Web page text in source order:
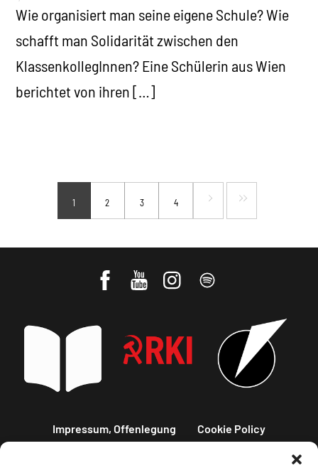
Wie organisiert man seine eigene Schule? Wie
schafft man Solidarität zwischen den
KlassenkollegInnen? Eine Schülerin aus Wien
berichtet von ihren […]
1 2 3 4
Impressum, Offenlegung Cookie Policy